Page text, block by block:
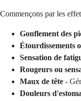
Commençons par les
Gonflement des
Étourdissements
Sensation de
Rougeurs ou
Maux de tête -
Douleurs